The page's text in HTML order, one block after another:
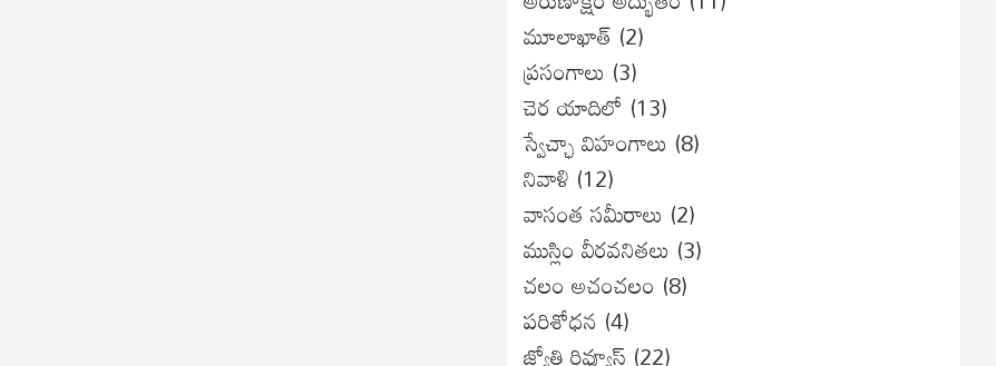
మూలాఖాత్ (2)
ప్రసంగాలు (3)
చెర యాదిలో (13)
స్వేచ్ఛా విహంగాలు (8)
నివాళి (12)
వాసంత సమీరాలు (2)
ముస్లిం వీరవనితలు (3)
చలం అచంచలం (8)
ప‌రిశోధ‌న‌ (4)
జ్యోతి రివ్యూస్ (22)